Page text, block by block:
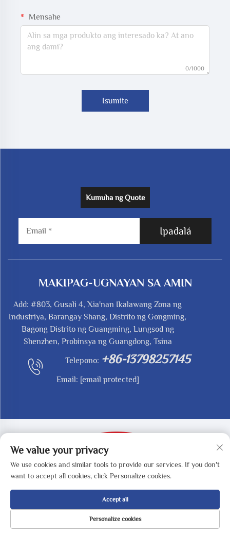
Mensahe
0/1000
Isumite
Kumuha ng Quote
Ipadalá
MAKIPAG-UGNAYAN SA AMIN
Add: #803, Gusali 4, Xia'nan Ikalawang Zona ng
Industriya, Barangay Shang, Distrito ng Gongming,
Bagong Distrito ng Guangming, Lungsod ng
Shenzhen, Probinsya ng Guangdong, Tsina
Telepono: +86-13798257145
Email: [email protected]
Kopirait © 2025 ni SHENZHEN REDY-MED
TECHNOLOGY CO.,LTD -
Patakaran sa Pagkakapribado
HOMEPAGE MGA PRODUKTO EMAIL TEL
We value your privacy
We use cookies and similar tools to provide our services. If you don't
want to accept all cookies, click Personalize cookies.
Personalize cookies
Accept all